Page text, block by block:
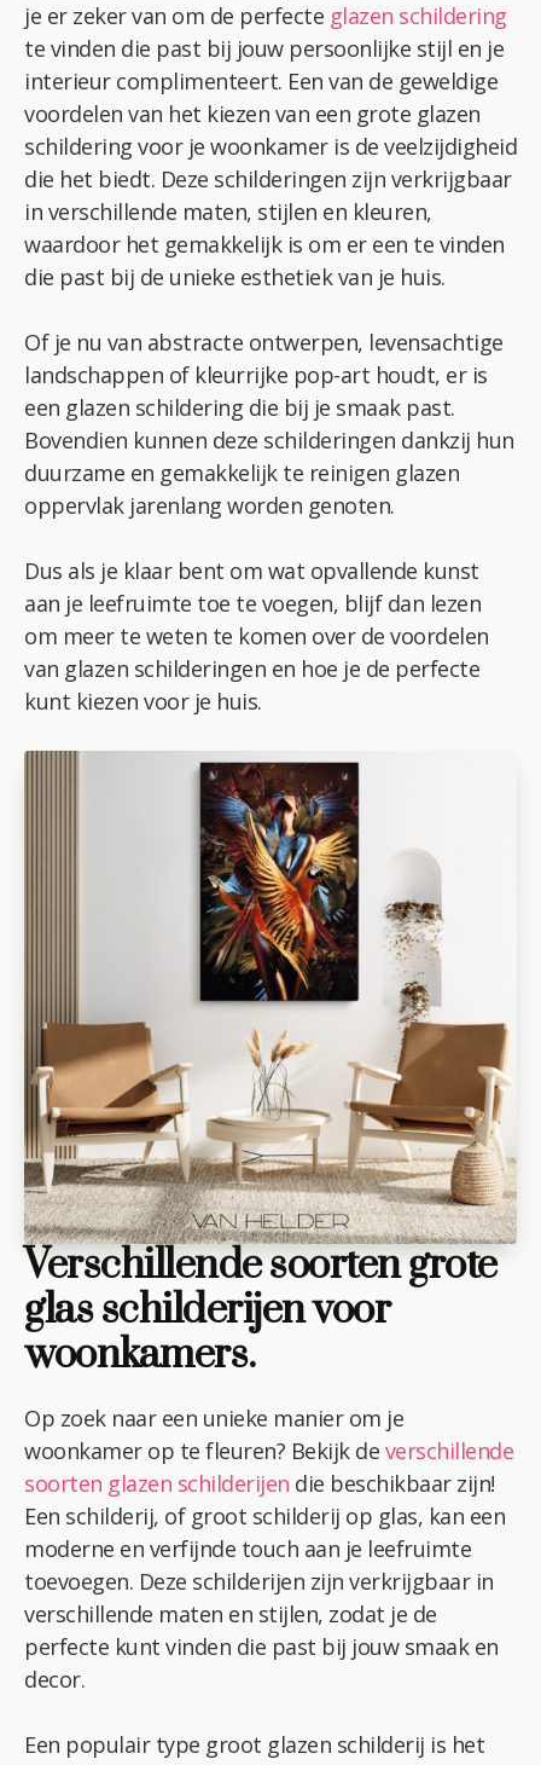
je er zeker van om de perfecte glazen schildering
te vinden die past bij jouw persoonlijke stijl en je
interieur complimenteert. Een van de geweldige
voordelen van het kiezen van een grote glazen
schildering voor je woonkamer is de veelzijdigheid
die het biedt. Deze schilderingen zijn verkrijgbaar
in verschillende maten, stijlen en kleuren,
waardoor het gemakkelijk is om er een te vinden
die past bij de unieke esthetiek van je huis.
Of je nu van abstracte ontwerpen, levensachtige
landschappen of kleurrijke pop-art houdt, er is
een glazen schildering die bij je smaak past.
Bovendien kunnen deze schilderingen dankzij hun
duurzame en gemakkelijk te reinigen glazen
oppervlak jarenlang worden genoten.
Dus als je klaar bent om wat opvallende kunst
aan je leefruimte toe te voegen, blijf dan lezen
om meer te weten te komen over de voordelen
van glazen schilderingen en hoe je de perfecte
kunt kiezen voor je huis.
Verschillende soorten grote
glas schilderijen voor
woonkamers.
Op zoek naar een unieke manier om je
woonkamer op te fleuren? Bekijk de verschillende
soorten glazen schilderijen die beschikbaar zijn!
Een schilderij, of groot schilderij op glas, kan een
moderne en verfijnde touch aan je leefruimte
toevoegen. Deze schilderijen zijn verkrijgbaar in
verschillende maten en stijlen, zodat je de
perfecte kunt vinden die past bij jouw smaak en
decor.
Een populair type groot glazen schilderij is het